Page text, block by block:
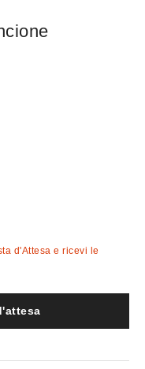
d'Attesa e ricevi le